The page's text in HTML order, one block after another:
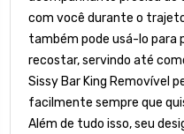
com você durante o
também pode usá-lo para
recostar, servindo até
Sissy Bar King Removível
facilmente sempre que
Além de tudo isso, seu